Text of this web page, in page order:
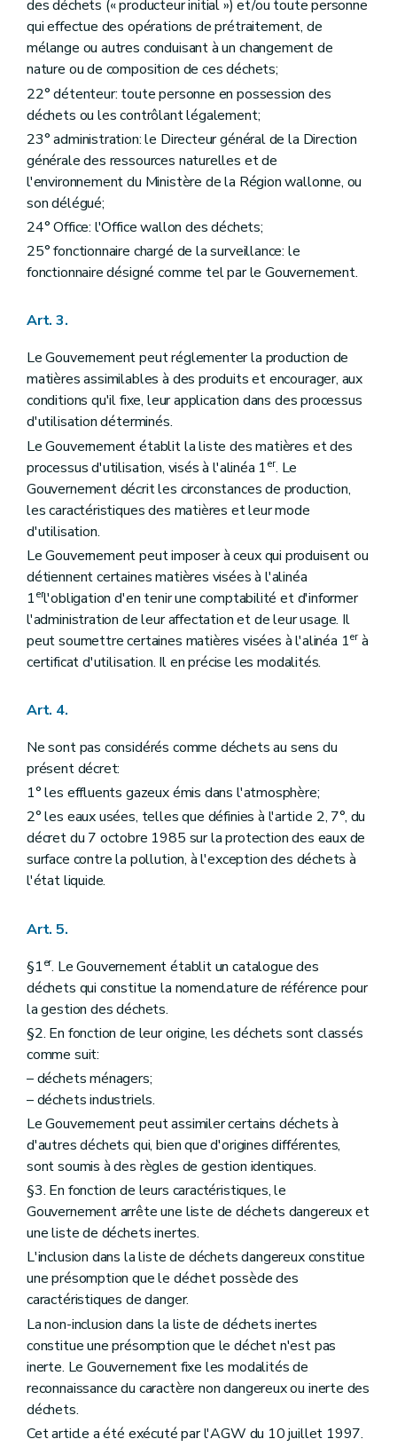
Art. 61
Chapitre XII Dispositions modificatives et abrogatoires
Art. 62
Art. 63
Art. 64
Art. 65
Chapitre XII Dispositions modificatives et abrogatoires
Art. 62
Art. 63
Art. 64
Art. 65
Chapitre XIII
Art. 66
Art. 67
Art. 68
Art. 69
Art. 72
Art. 74
Art. 75
Art. 76
Chapitre XIII Dispositions transitoires
Art. 66
Art. 68
Art. 69
Art. 71
Art. 72
Art. 73
Art. 74
Art. 75
Art. 76
Annexe 1
Annexe 2
Annexe 3
Annexe 4
des déchets (« producteur initial ») et/ou toute personne
qui effectue des opérations de prétraitement, de
mélange ou autres conduisant à un changement de
nature ou de composition de ces déchets;
22° détenteur: toute personne en possession des
déchets ou les contrôlant légalement;
23° administration: le Directeur général de la Direction
générale des ressources naturelles et de
l'environnement du Ministère de la Région wallonne, ou
son délégué;
24° Office: l'Office wallon des déchets;
25° fonctionnaire chargé de la surveillance: le
fonctionnaire désigné comme tel par le Gouvernement.
Art. 3.
Le Gouvernement peut réglementer la production de
matières assimilables à des produits et encourager, aux
conditions qu'il fixe, leur application dans des processus
d'utilisation déterminés.
Le Gouvernement établit la liste des matières et des
processus d'utilisation, visés à l'alinéa 1er. Le
Gouvernement décrit les circonstances de production,
les caractéristiques des matières et leur mode
d'utilisation.
Le Gouvernement peut imposer à ceux qui produisent ou
détiennent certaines matières visées à l'alinéa
1erl'obligation d'en tenir une comptabilité et d'informer
l'administration de leur affectation et de leur usage. Il
peut soumettre certaines matières visées à l'alinéa 1erà
certificat d'utilisation. Il en précise les modalités.
Art. 4.
Ne sont pas considérés comme déchets au sens du
présent décret:
1° les effluents gazeux émis dans l'atmosphère;
2° les eaux usées, telles que définies à l'article 2, 7°, du
décret du 7 octobre 1985 sur la protection des eaux de
surface contre la pollution, à l'exception des déchets à
l'état liquide.
Art. 5.
§1er. Le Gouvernement établit un catalogue des
déchets qui constitue la nomenclature de référence pour
la gestion des déchets.
§2. En fonction de leur origine, les déchets sont classés
comme suit:
– déchets ménagers;
– déchets industriels.
Le Gouvernement peut assimiler certains déchets à
d'autres déchets qui, bien que d'origines différentes,
sont soumis à des règles de gestion identiques.
§3. En fonction de leurs caractéristiques, le
Gouvernement arrête une liste de déchets dangereux et
une liste de déchets inertes.
L'inclusion dans la liste de déchets dangereux constitue
une présomption que le déchet possède des
caractéristiques de danger.
La non-inclusion dans la liste de déchets inertes
constitue une présomption que le déchet n'est pas
inerte. Le Gouvernement fixe les modalités de
reconnaissance du caractère non dangereux ou inerte des
déchets.
Cet article a été exécuté par l'AGW du 10 juillet 1997.